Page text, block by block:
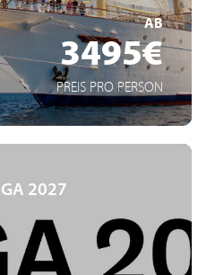
AB
3495€
PREIS PRO PERSON
2027